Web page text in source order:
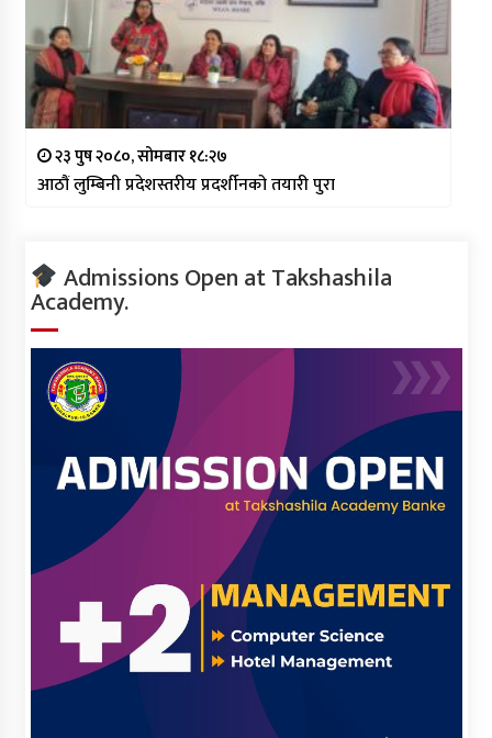
२३ पुष २०८०, सोमबार १८:२७
आठौं लुम्बिनी प्रदेशस्तरीय प्रदर्शीनको तयारी पुरा
Admissions Open at Takshashila
Academy.